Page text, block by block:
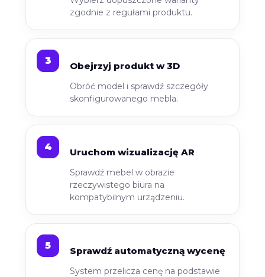
zgodnie z regułami produktu.
Obejrzyj produkt w 3D
Obróć model i sprawdź szczegóły
skonfigurowanego mebla.
Uruchom wizualizację AR
Sprawdź mebel w obrazie
rzeczywistego biura na
kompatybilnym urządzeniu.
Sprawdź automatyczną wycenę
System przelicza cenę na podstawie